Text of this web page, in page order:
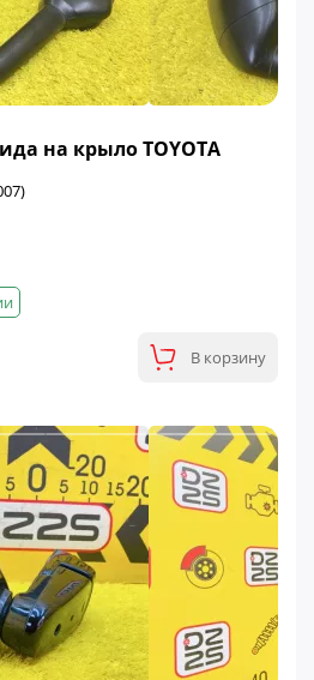
на крыло TOYOTA
В корзину